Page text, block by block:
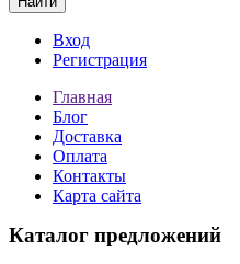
Вход
Регистрация
Главная
Блог
Доставка
Оплата
Контакты
Карта сайта
Каталог предложений